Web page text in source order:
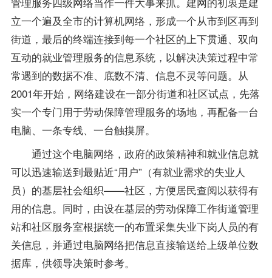
立一个遍及全市的计算机网络，形成一个从市到区再到
街道，最后的终端连接到每一个社区的上下贯通、双向
互动的就业管理服务的信息系统，以解决决策过程中常
常遇到的数据不准、底数不清、信息不灵等问题。从
2001年开始，网络建设在一部分街道和社区试点，先落
实一个专门用于劳动保障管理服务的场地，再配备一台
电脑、一条专线、一台触摸屏。
通过这个电脑网络，政府的政策精神和就业信息就
可以迅速输送到最贴近“用户”（有就业需求的失业人
员）的基层社会组织——社区，方便居民查阅以获得有
用的信息。同时，由设在基层的劳动保障工作街道管理
站和社区服务室根据统一的布置采集失业下岗人员的有
关信息，并通过电脑网络把信息直接输送给上级单位数
据库，供领导决策时参考。